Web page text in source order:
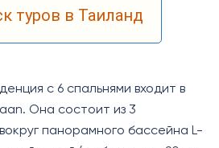
туров в Таиланд
с 6 спальнями входит в
Она состоит из 3
панорамного бассейна L-